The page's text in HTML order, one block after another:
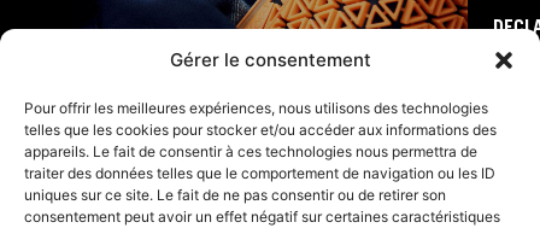
Gérer le consentement
Pour offrir les meilleures expériences, nous utilisons des technologies
telles que les cookies pour stocker et/ou accéder aux informations des
appareils. Le fait de consentir à ces technologies nous permettra de
traiter des données telles que le comportement de navigation ou les ID
uniques sur ce site. Le fait de ne pas consentir ou de retirer son
consentement peut avoir un effet négatif sur certaines caractéristiques